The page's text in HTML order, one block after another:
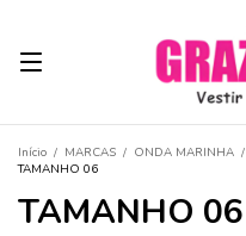
Início / MARCAS / ONDA MARINHA /
TAMANHO 06
TAMANHO 06